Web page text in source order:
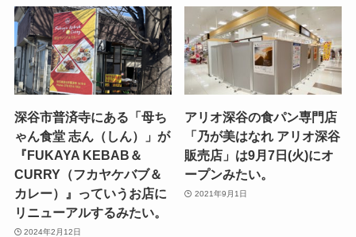
深谷市普済寺にある「母ち
ゃん食堂 志ん（しん）」が
『FUKAYA KEBAB＆
CURRY（フカヤケバブ＆
カレー）』っていうお店に
リニューアルするみたい。
2024年2月12日
アリオ深谷の食パン専門店
「乃が美はなれ アリオ深谷
販売店」は9月7日(火)にオ
ープンみたい。
2021年9月1日